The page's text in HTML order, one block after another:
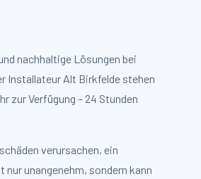
nachhaltige Lösungen bei
Installateur Alt Birkfelde stehen
zur Verfügung – 24 Stunden
verursachen, ein
unangenehm, sondern kann